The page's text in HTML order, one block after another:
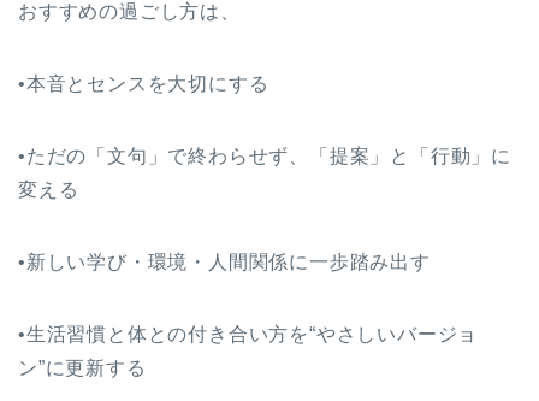
おすすめの過ごし方は、
•本音とセンスを大切にする
•ただの「文句」で終わらせず、「提案」と「行動」に
変える
•新しい学び・環境・人間関係に一歩踏み出す
•生活習慣と体との付き合い方を“やさしいバージョ
ン”に更新する